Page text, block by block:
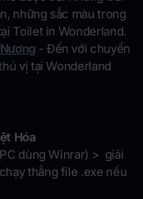
những sắc màu trong
Toilet in Wonderland.
- Đến với chuyến
vị tại Wonderland
Hóa
dùng Winrar) > giải
thẳng file .exe nếu